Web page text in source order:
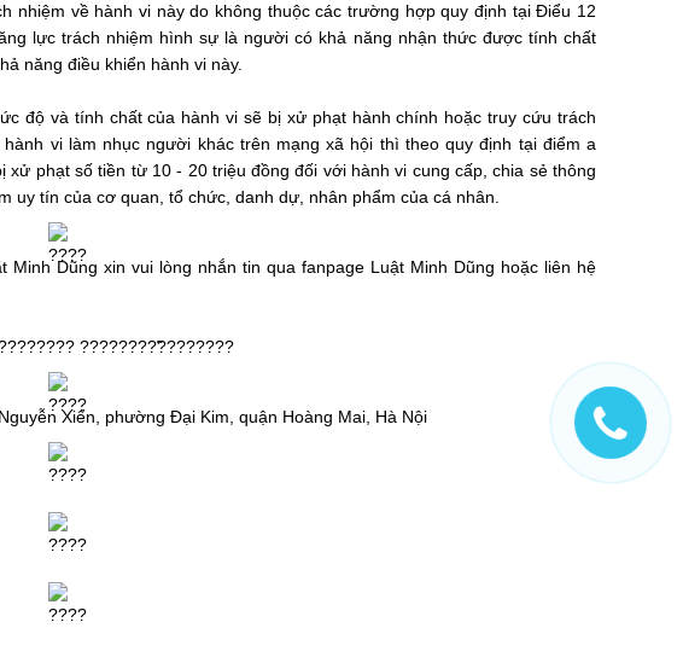
nhiệm về hành vi này do không thuộc các trường hợp quy định tại Điểu 12
lực trách nhiệm hình sự là người có khả năng nhận thức được tính chất
năng điều khiển hành vi này.
độ và tính chất của hành vi sẽ bị xử phạt hành chính hoặc truy cứu trách
vi làm nhục người khác trên mạng xã hội thì theo quy định tại điểm a
phạt số tiền từ 10 - 20 triệu đồng đối với hành vi cung cấp, chia sẻ thông
uy tín của cơ quan, tổ chức, danh dự, nhân phẩm của cá nhân.
Dũng xin vui lòng nhắn tin qua fanpage Luật Minh Dũng hoặc liên hệ
????????̃????????
Xiển, phường Đại Kim, quận Hoàng Mai, Hà Nội